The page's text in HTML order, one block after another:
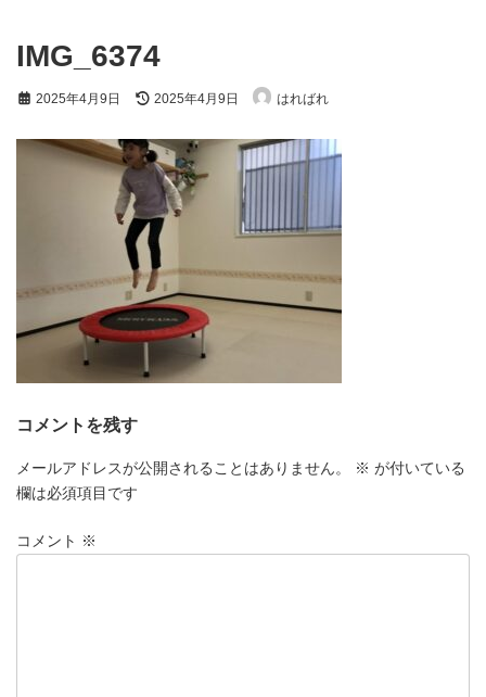
IMG_6374
2025年4月9日
最
新
日
時
2025年4月9日 はればれ
コメントを残す
メールアドレスが公開されることはありません。 ※ が付いている
欄は必須項目です
コメント ※